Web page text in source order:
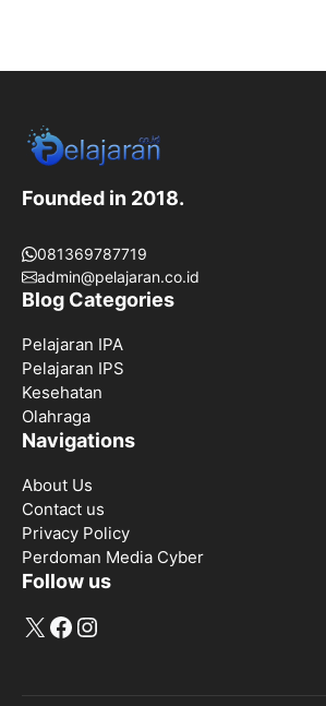
Founded in 2018.
081369787719
admin@pelajaran.co.id
Blog Categories
Pelajaran IPA
Pelajaran IPS
Kesehatan
Olahraga
Navigations
About Us
Contact us
Privacy Policy
Perdoman Media Cyber
Follow us
X Facebook
Instagram